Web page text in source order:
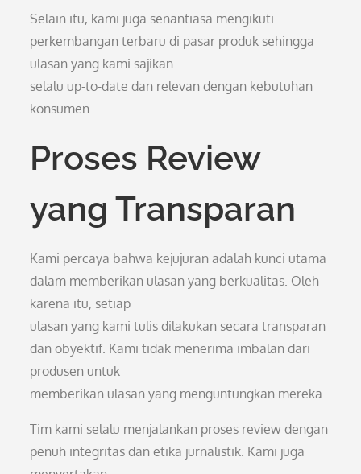
Selain itu, kami juga senantiasa mengikuti
perkembangan terbaru di pasar produk sehingga
ulasan yang kami sajikan
selalu up-to-date dan relevan dengan kebutuhan
konsumen.
Proses Review
yang Transparan
Kami percaya bahwa kejujuran adalah kunci utama
dalam memberikan ulasan yang berkualitas. Oleh
karena itu, setiap
ulasan yang kami tulis dilakukan secara transparan
dan obyektif. Kami tidak menerima imbalan dari
produsen untuk
memberikan ulasan yang menguntungkan mereka.
Tim kami selalu menjalankan proses review dengan
penuh integritas dan etika jurnalistik. Kami juga